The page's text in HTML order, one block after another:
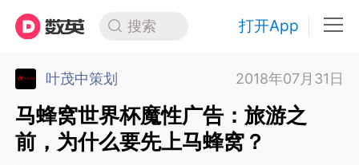
搜索 打开App
叶茂中策划 2018年07月31日
马蜂窝世界杯魔性广告：旅游之
前，为什么要先上马蜂窝？